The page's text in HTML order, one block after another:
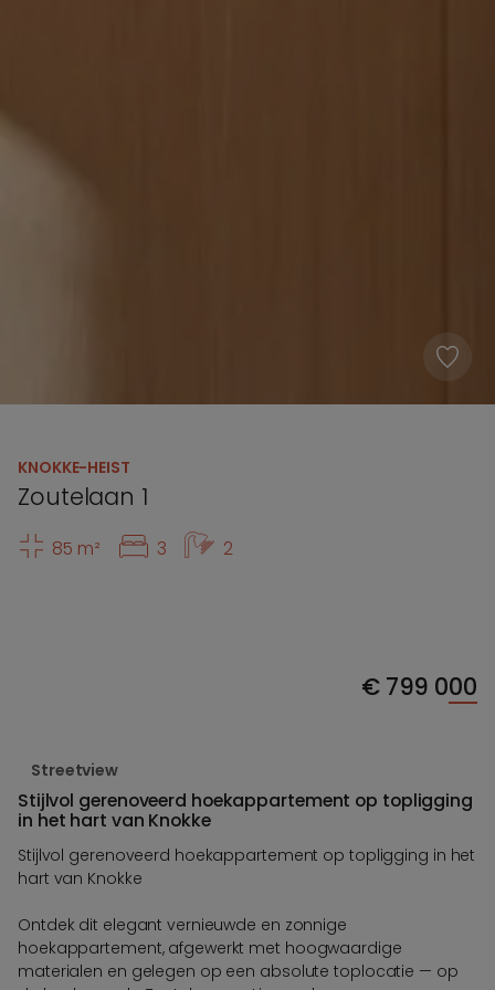
KNOKKE-HEIST
Zoutelaan 1
85 m² 3 2
€799 000
Streetview
Stijlvol gerenoveerd hoekappartement op topligging
in het hart van Knokke
Stijlvol gerenoveerd hoekappartement op topligging in het
hart van Knokke
Ontdek dit elegant vernieuwde en zonnige
hoekappartement, afgewerkt met hoogwaardige
materialen en gelegen op een absolute toplocatie — op